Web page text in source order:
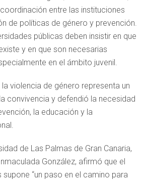
entre las instituciones
de políticas de género y prevención.
públicas deben insistir en que
y en que son necesarias
en el ámbito juvenil.
violencia de género representa un
convivencia y defendió la necesidad
la educación y la
de Las Palmas de Gran Canaria,
González, afirmó que el
“un paso en el camino para